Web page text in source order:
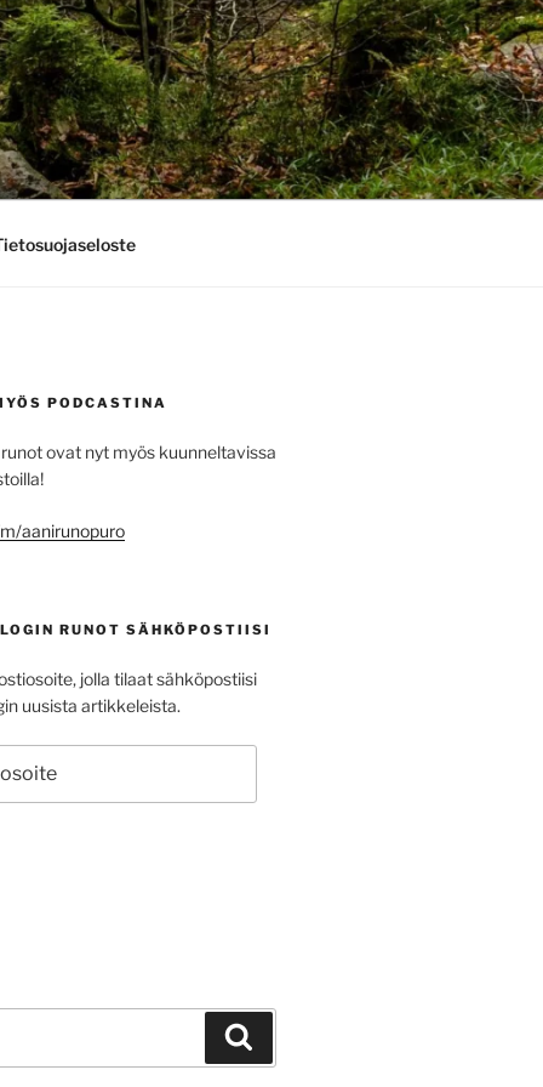
PODCASTINA
ovat nyt myös kuunneltavissa
aanirunopuro
RUNOT SÄHKÖPOSTIISI
jolla tilaat sähköpostiisi
uusista artikkeleista.